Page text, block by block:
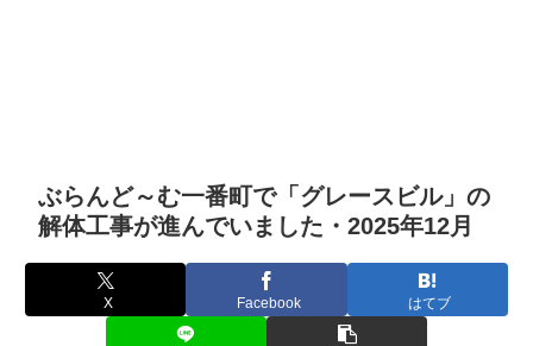
ぶらんど～む一番町で「グレースビル」の
解体工事が進んでいました・2025年12月
X Facebook はてブ